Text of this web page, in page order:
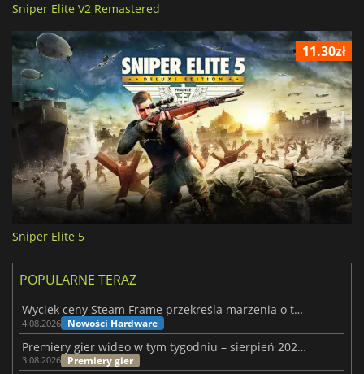
Sniper Elite V2 Remastered
11.30zł
Sniper Elite 5
POPULARNE TERAZ
Wyciek ceny Steam Frame przekreśla marzenia o tanim zestawie VR
4.08.2026 Nowości Hardware
Premiery gier wideo w tym tygodniu – sierpień 2026 r. (32. tydzień)
3.08.2026 Premiery gier